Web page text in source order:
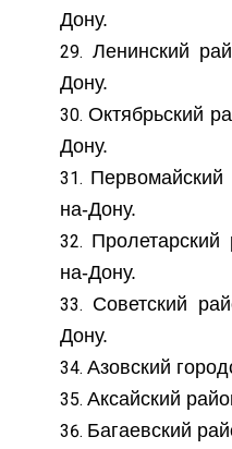
Дону.
Ленинский
Дону.
Октябрьский
Дону.
Первомайский
на-Дону.
на-Дону.
Советский
Дону.
Азовский
Аксайский
Багаевский